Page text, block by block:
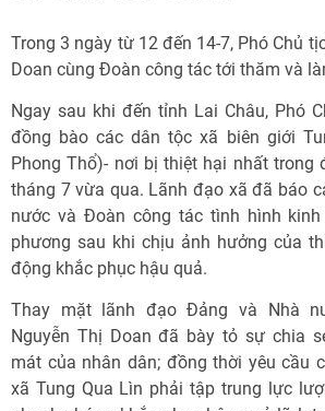
Trong 3 ngày từ 12 đến 14-7, Phó Chủ
Doan cùng Đoàn công tác tới thăm và
Ngay sau khi đến tỉnh Lai Châu, Phó
đồng bào các dân tộc xã biên giới
Phong Thổ)- nơi bị thiệt hại nhất trong
tháng 7 vừa qua. Lãnh đạo xã đã báo
nước và Đoàn công tác tình hình
phương sau khi chịu ảnh hưởng của
động khắc phục hậu quả.
Thay mặt lãnh đạo Đảng và Nhà
Nguyễn Thị Doan đã bày tỏ sự chia
mát của nhân dân; đồng thời yêu cầu
xã Tung Qua Lìn phải tập trung lực